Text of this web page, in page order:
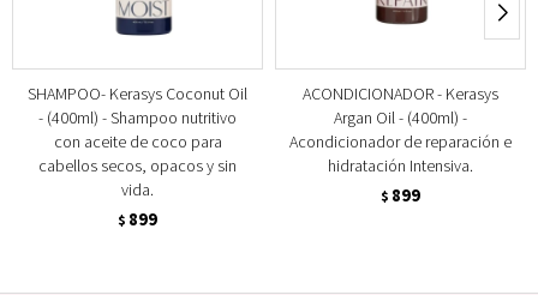
SHAMPOO- Kerasys Coconut Oil
- (400ml) - Shampoo nutritivo
con aceite de coco para
cabellos secos, opacos y sin
vida.
$ 899
ACONDICIONADOR - Kerasys
Argan Oil - (400ml) -
Acondicionador de reparación e
hidratación Intensiva.
$ 899